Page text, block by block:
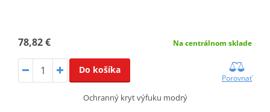
78,82 € Na centrálnom sklade
Do košíka
Porovnať
Ochranný kryt výfuku modrý